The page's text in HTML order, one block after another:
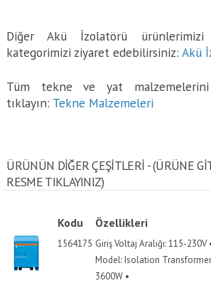
Diğer Akü İzolatörü
kategorimizi ziyaret edebilirsiniz:Akü
Tüm tekne ve yat
tıklayın: Tekne Malzemeleri
ÜRÜNÜN DİĞER ÇEŞİTLERİ - (ÜRÜNE
RESME TIKLAYINIZ)
Kodu Özellikleri
1564175 Giriş Voltaj Aralığı: 115-230V
Model: Isolation
3600W •